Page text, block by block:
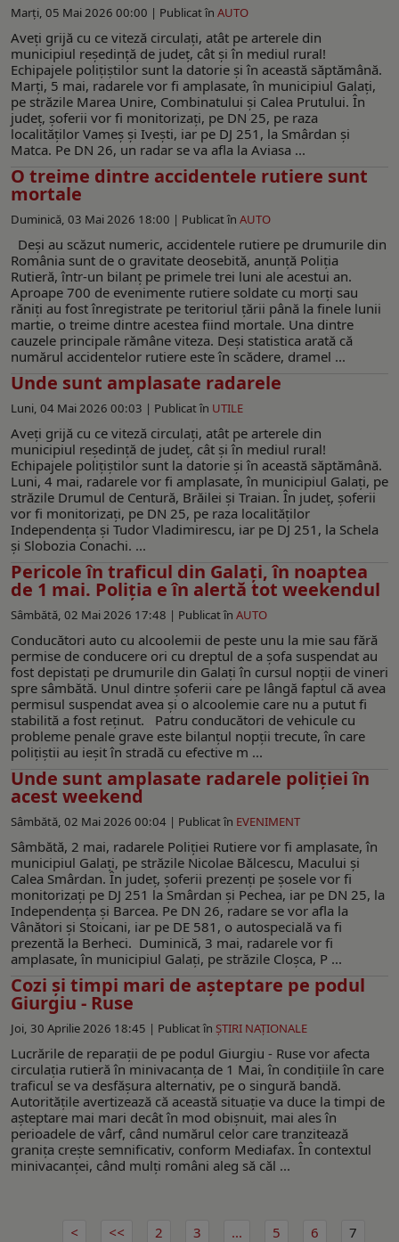
Marți, 05 Mai 2026 00:00 | Publicat în AUTO
Aveţi grijă cu ce viteză circulaţi, atât pe arterele din
municipiul reşedinţă de judeţ, cât şi în mediul rural!
Echipajele poliţiştilor sunt la datorie și în această săptămână.
Marți, 5 mai, radarele vor fi amplasate, în municipiul Galați,
pe străzile Marea Unire, Combinatului și Calea Prutului. În
județ, șoferii vor fi monitorizați, pe DN 25, pe raza
localităților Vameș și Ivești, iar pe DJ 251, la Smârdan și
Matca. Pe DN 26, un radar se va afla la Aviasa ...
O treime dintre accidentele rutiere sunt
mortale
Duminică, 03 Mai 2026 18:00 | Publicat în AUTO
Deși au scăzut numeric, accidentele rutiere pe drumurile din
România sunt de o gravitate deosebită, anunță Poliția
Rutieră, într-un bilanț pe primele trei luni ale acestui an.
Aproape 700 de evenimente rutiere soldate cu morți sau
răniți au fost înregistrate pe teritoriul țării până la finele lunii
martie, o treime dintre acestea fiind mortale. Una dintre
cauzele principale rămâne viteza. Deși statistica arată că
numărul accidentelor rutiere este în scădere, dramel ...
Unde sunt amplasate radarele
Luni, 04 Mai 2026 00:03 | Publicat în UTILE
Aveţi grijă cu ce viteză circulaţi, atât pe arterele din
municipiul reşedinţă de judeţ, cât şi în mediul rural!
Echipajele poliţiştilor sunt la datorie și în această săptămână.
Luni, 4 mai, radarele vor fi amplasate, în municipiul Galați, pe
străzile Drumul de Centură, Brăilei și Traian. În județ, șoferii
vor fi monitorizați, pe DN 25, pe raza localităților
Independența și Tudor Vladimirescu, iar pe DJ 251, la Schela
și Slobozia Conachi. ...
Pericole în traficul din Galați, în noaptea
de 1 mai. Poliția e în alertă tot weekendul
Sâmbătă, 02 Mai 2026 17:48 | Publicat în AUTO
Conducători auto cu alcoolemii de peste unu la mie sau fără
permise de conducere ori cu dreptul de a șofa suspendat au
fost depistați pe drumurile din Galați în cursul nopții de vineri
spre sâmbătă. Unul dintre șoferii care pe lângă faptul că avea
permisul suspendat avea și o alcoolemie care nu a putut fi
stabilită a fost reținut. Patru conducători de vehicule cu
probleme penale grave este bilanțul nopții trecute, în care
polițiștii au ieșit în stradă cu efective m ...
Unde sunt amplasate radarele poliției în
acest weekend
Sâmbătă, 02 Mai 2026 00:04 | Publicat în EVENIMENT
Sâmbătă, 2 mai, radarele Poliției Rutiere vor fi amplasate, în
municipiul Galați, pe străzile Nicolae Bălcescu, Macului și
Calea Smârdan. În județ, șoferii prezenți pe șosele vor fi
monitorizați pe DJ 251 la Smârdan și Pechea, iar pe DN 25, la
Independența și Barcea. Pe DN 26, radare se vor afla la
Vânători și Stoicani, iar pe DE 581, o autospecială va fi
prezentă la Berheci. Duminică, 3 mai, radarele vor fi
amplasate, în municipiul Galați, pe străzile Cloșca, P ...
Cozi și timpi mari de așteptare pe podul
Giurgiu - Ruse
Joi, 30 Aprilie 2026 18:45 | Publicat în ŞTIRI NAŢIONALE
Lucrările de reparații de pe podul Giurgiu - Ruse vor afecta
circulația rutieră în minivacanța de 1 Mai, în condițiile în care
traficul se va desfășura alternativ, pe o singură bandă.
Autoritățile avertizează că această situație va duce la timpi de
așteptare mai mari decât în mod obișnuit, mai ales în
perioadele de vârf, când numărul celor care tranzitează
granița crește semnificativ, conform Mediafax. În contextul
minivacanței, când mulți români aleg să căl ...
2 3 ... 5 6
7